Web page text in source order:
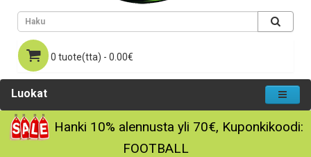
0 tuote(tta) - 0.00€
Luokat
Hanki 10% alennusta yli 70€, Kuponkikoodi:
FOOTBALL